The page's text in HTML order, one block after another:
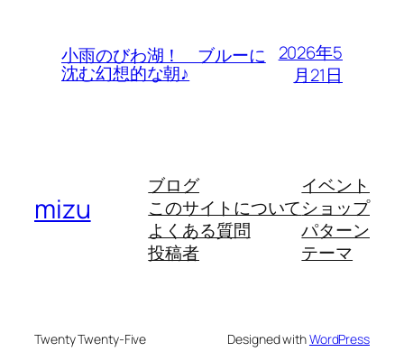
小雨のびわ湖！ ブルーに
沈む幻想的な朝♪
2026年5
月21日
mizu
ブログ
このサイトについて
よくある質問
投稿者
イベント
ショップ
パターン
テーマ
Twenty Twenty-Five Designed withWordPress